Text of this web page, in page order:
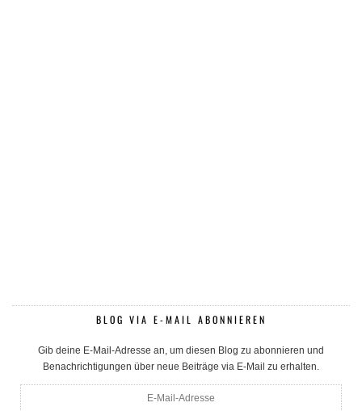
BLOG VIA E-MAIL ABONNIEREN
Gib deine E-Mail-Adresse an, um diesen Blog zu abonnieren und
Benachrichtigungen über neue Beiträge via E-Mail zu erhalten.
E-
Mail-